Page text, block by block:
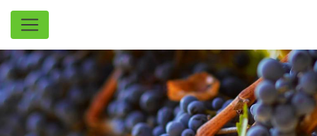
Panneau de gestion des cookies